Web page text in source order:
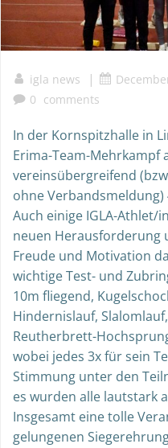
igla news |
0 comments
In der Kornspitzhalle in
Erima-Team-Mehrkampf
vereinsübergreifend
ohne
Auch einige IGLA-Athlet/
neuen Herausforderung
Freude und Motivation
wichtige Test- und
10m fliegend,
Hindernislauf,
Reutherbrett-
wobei jedes 3x für sein
Stimmung unter den
es wurden alle lautstark
Insgesamt eine tolle
gelungenen